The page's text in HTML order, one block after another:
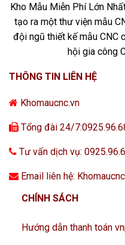
Kho Mẫu Miễn Phí Lớn
tạo ra một thư viện mẫu
đội ngũ thiết kế mẫu CNC
hội gia công
THÔNG TIN LIÊN HỆ
Khomaucnc.vn
Tổng đài 24/
Tư vấn dịch vụ:
Email liên hệ:
CHÍNH SÁCH
Hướng dẫn thanh toán